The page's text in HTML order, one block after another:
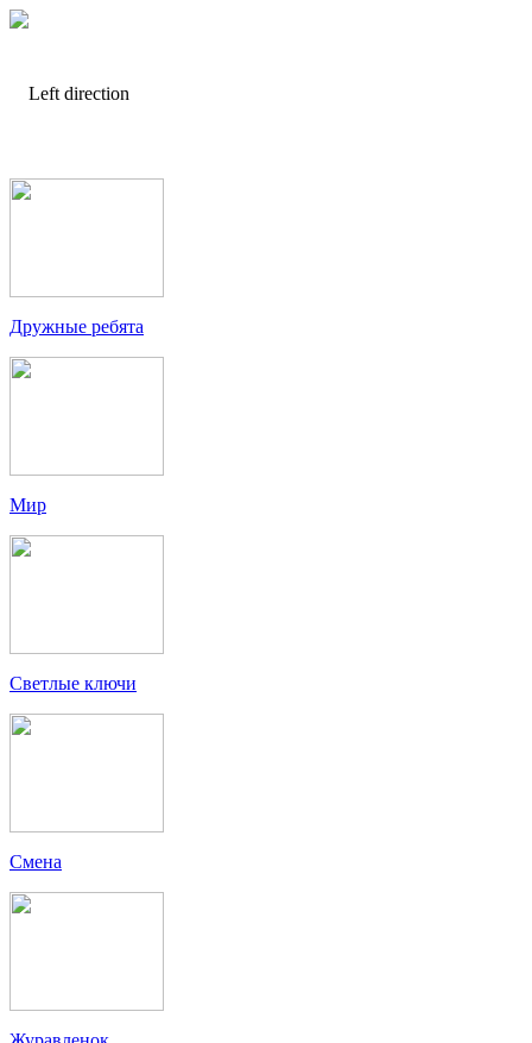
Дружные ребята
Мир
Светлые ключи
Смена